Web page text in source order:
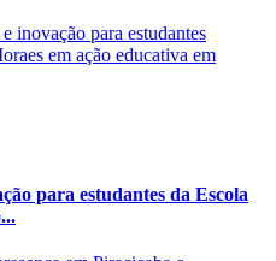
para estudantes da Escola